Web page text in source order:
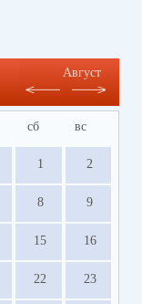
Август
сб вс
1 2
8 9
15 16
22 23